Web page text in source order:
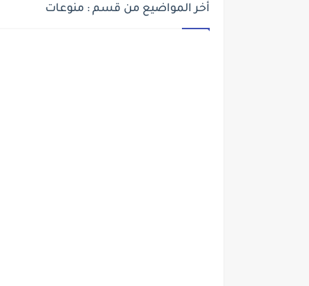
أخر المواضيع من قسم : منوعات